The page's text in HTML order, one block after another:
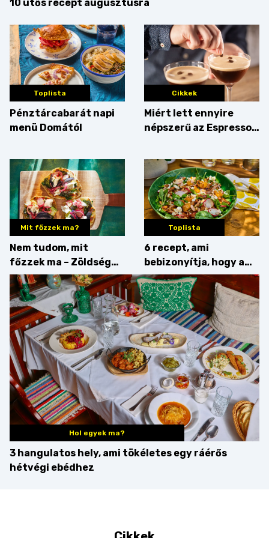
10 ütős recept augusztusra
Toplista
Pénztárcabarát napi
menü Domától
Cikkek
Miért lett ennyire
népszerű az Espresso
érdemes enni mellé?
Mit főzzek ma?
Nem tudom, mit
főzzek ma – Zöldség
minden mennyiségben
Toplista
6 recept, ami
bebizonyítja, hogy a
barack húsok mellé is
zseniális
Hol egyek ma?
3 hangulatos hely, ami tökéletes egy ráérős
hétvégi ebédhez